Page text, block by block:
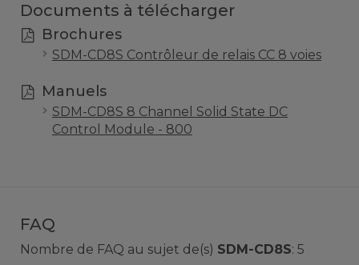
Documents à télécharger
Brochures
SDM-CD8S Contrôleur de relais CC 8 voies
Manuels
SDM-CD8S 8 Channel Solid State DC
Control Module - 800
FAQ
Nombre de FAQ au sujet de(s) SDM-CD8S: 5